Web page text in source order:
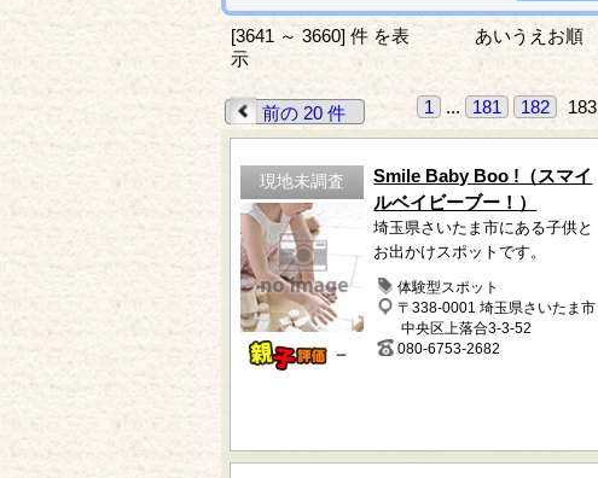
[3641 ～ 3660] 件 を表
示
あいうえお順
前の 20 件 1 ... 181 182 183
現地未調査
－
Smile Baby Boo !（スマイ
ルベイビーブー！）
埼玉県さいたま市にある子供と
お出かけスポットです。
体験型スポット
〒338-0001 埼玉県さいたま市
中央区上落合3-3-52
080-6753-2682